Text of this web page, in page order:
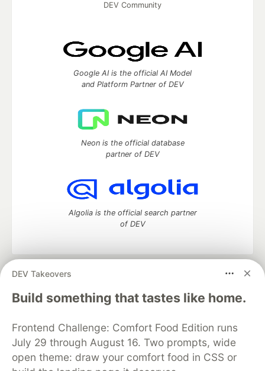
DEV Takeovers
Build something that tastes like home.
Frontend Challenge: Comfort Food Edition runs
July 29 through August 16. Two prompts, wide
open theme: draw your comfort food in CSS or
DEV Community
Google AI is the official AI Model
and Platform Partner of DEV
Neon is the official database
partner of DEV
Algolia is the official search partner
of DEV
DEV Community
— A space to discuss and keep up software
development and manage your software career
Home
DEV Challenges DEV++
Videos
Organization Accounts
DEV Showcase About
Contact
Free Postgres Database
DEV Shop
MLH
Code of Conduct
Privacy Policy
Terms of Use
Built on
Forem — the open source